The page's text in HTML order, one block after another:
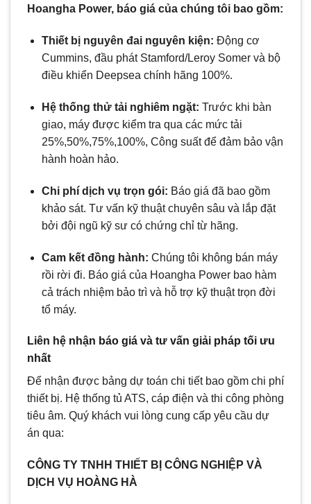
Hoangha Power, báo giá của chúng tôi bao gồm:
Thiết bị nguyên đai nguyên kiện: Động cơ
Cummins, đầu phát Stamford/Leroy Somer và bộ
điều khiển Deepsea chính hãng 100%.
Hệ thống thử tải nghiêm ngặt: Trước khi bàn
giao, máy được kiểm tra qua các mức tải
25%,50%,75%,100%, Công suất để đảm bảo vận
hành hoàn hảo.
Chi phí dịch vụ trọn gói: Báo giá đã bao gồm
khảo sát. Tư vấn kỹ thuật chuyên sâu và lắp đặt
bởi đội ngũ kỹ sư có chứng chỉ từ hãng.
Cam kết đồng hành: Chúng tôi không bán máy
rồi rời đi. Báo giá của Hoangha Power bao hàm
cả trách nhiệm bảo trì và hỗ trợ kỹ thuật trọn đời
tổ máy.
Liên hệ nhận báo giá và tư vấn giải pháp tối ưu
nhất
Để nhận được bảng dự toán chi tiết bao gồm chi phí
thiết bị. Hệ thống tủ ATS, cáp điện và thi công phòng
tiêu âm. Quý khách vui lòng cung cấp yêu cầu dự
án qua:
CÔNG TY TNHH THIẾT BỊ CÔNG NGHIỆP VÀ
DỊCH VỤ HOÀNG HÀ